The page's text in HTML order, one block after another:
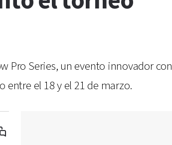
Pro Series, un evento innovador con
el 18 y el 21 de marzo.